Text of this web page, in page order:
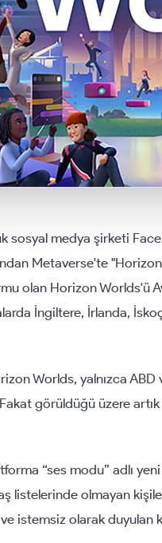
sosyal medya şirketi
Metaverse'te "Horizon
olan Horizon Worlds'ü
İngiltere, İrlanda,
Worlds, yalnızca
görüldüğü üzere
“ses modu” adlı
listelerinde olmayan
istemsiz olarak duyulan